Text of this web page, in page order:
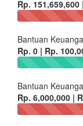
Rp.
Bantuan
Rp. 0 | Rp.
Bantuan
Rp. 6,000,000 |